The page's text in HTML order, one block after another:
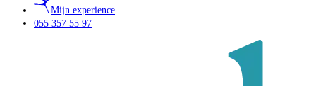
Mijn experience
055 357 55 97